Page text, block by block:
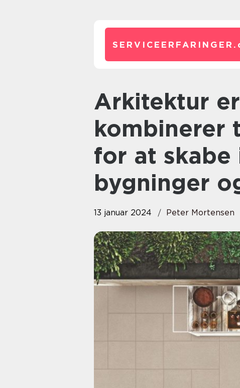
SERVICEERFARINGER.
Arkitektur er en kunstform, der
kombinerer
for at skabe
bygninger
13 januar 2024 Peter Mortensen